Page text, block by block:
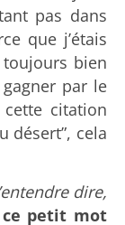
pas dans
que j’étais
bien
par le
citation
désert”, cela
dire,
ce petit mot